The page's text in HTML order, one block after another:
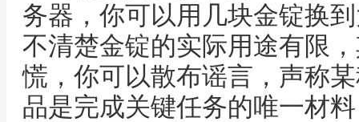
务器，你可以用几块金锭换
不清楚金锭的实际用途有限
慌，你可以散布谣言，声称
品是完成关键任务的唯一材